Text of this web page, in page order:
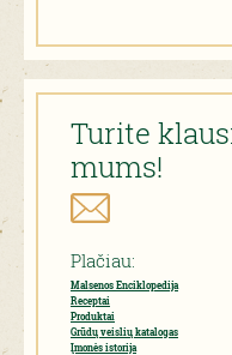
Turite
mums!
Plačiau:
Malsenos Enciklopedija
Receptai
Produktai
Grūdų veislių katalogas
Įmonės istorija